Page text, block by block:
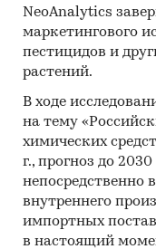
NeoAnalytics
маркетингового
пестицидов и
растений.
В ходе
на тему
химических
г., прогноз до
непосредственно
внутреннего
импортных
в настоящий